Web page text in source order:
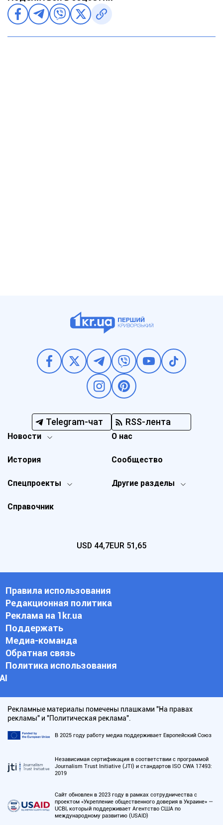
Telegram-чат RSS-лента
Новости
Спецпроекты Другие разделы
История
О нас
Справочник
Сообщество
USD 44,7EUR 51,65
Правила использования
Редакционная политика
Реклама на 1kr.ua
Поддержать
Медиа-команда
Обратная связь
Политика использования
АI
Рекламные материалы помечены плашками "На правах
рекламы" и "Политическая реклама".
В 2025 году работу медиа поддерживает Европейский Союз
Независимая сертификация в соответствии с программой
Journalism Trust Initiative (JTI) и стандартов ISO CWA 17493:
2019
Сайт обновлен в 2023 году в рамках сотрудничества с
проектом «Укрепление общественного доверия в Украине» —
UCBI, который поддерживает Агентство США по
международному развитию (USAID)